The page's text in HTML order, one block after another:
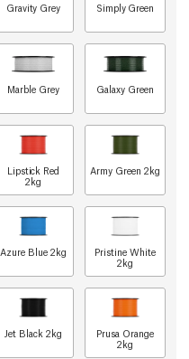
Gravity Grey Simply Green
Marble Grey Galaxy Green
Lipstick Red
2kg
Army Green 2kg
Azure Blue 2kg
Pristine White
2kg
Jet Black 2kg
Prusa Orange
2kg